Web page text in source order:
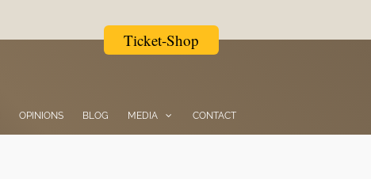
Ticket-Shop
OPINIONS BLOG MEDIA CONTACT